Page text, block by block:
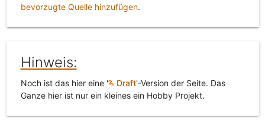
bevorzugte Quelle hinzufügen.
Hinweis:
Noch ist das hier eine ' Draft'-Version der Seite. Das
Ganze hier ist nur ein kleines ein Hobby Projekt.